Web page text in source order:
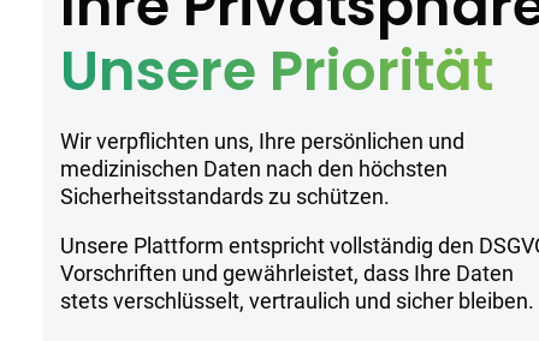
Unsere Priorität
Wir verpflichten uns, Ihre persönlichen und
medizinischen Daten nach den höchsten
Sicherheitsstandards zu schützen.
Unsere Plattform entspricht vollständig den
Vorschriften und gewährleistet, dass Ihre Daten
stets verschlüsselt, vertraulich und sicher bleiben.